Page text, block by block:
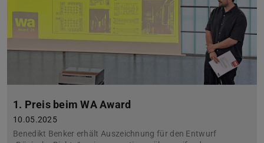
1. Preis beim WA Award
10.05.2025
Benedikt Benker erhält Auszeichnung für den Entwurf